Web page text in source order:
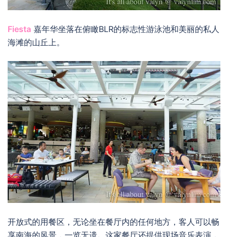
Fiesta 嘉年华坐落在俯瞰BLR的标志性游泳池和美丽的私人
海滩的山丘上。
开放式的用餐区，无论坐在餐厅内的任何地方，客人可以畅